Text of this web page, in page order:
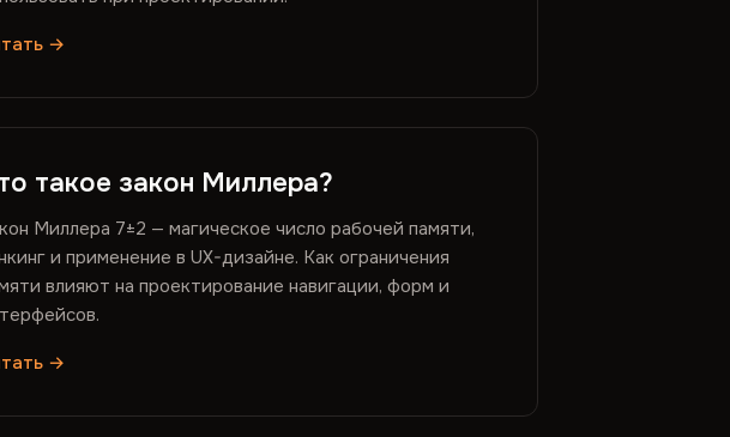
→
такое закон Миллера?
Миллера 7±2 — магическое число рабочей памяти,
и применение в UX-дизайне. Как ограничения
влияют на проектирование навигации, форм и
→